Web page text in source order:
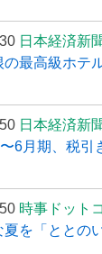
日本経済新
最高級ホテ
日本経済新
6月期、税引
時事ドット
を「ととの